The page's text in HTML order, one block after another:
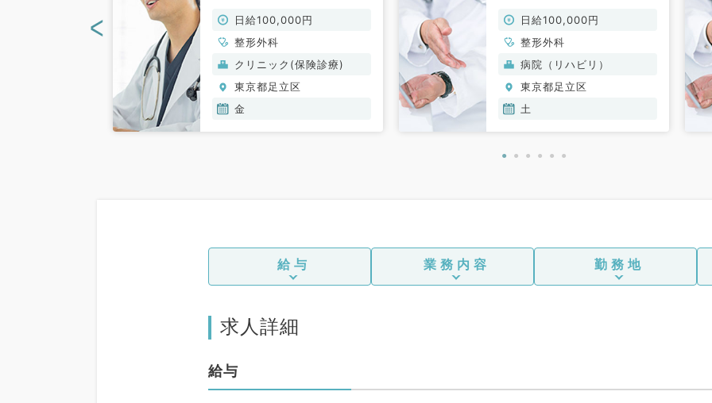
日給100,000円
整形外科
クリニック(保険診療)
東京都足立区
金
日給100,000円
整形外科
病院（リハビリ）
東京都足立区
土
<
給与 業務内容 勤務地
求人詳細
給与